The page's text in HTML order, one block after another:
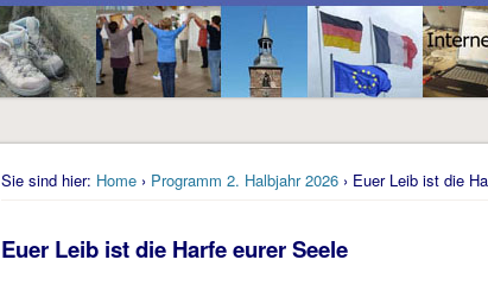
Sie sind hier: Home › Programm 2. Halbjahr 2026 › Euer Leib ist die
Euer Leib ist die Harfe eurer Seele